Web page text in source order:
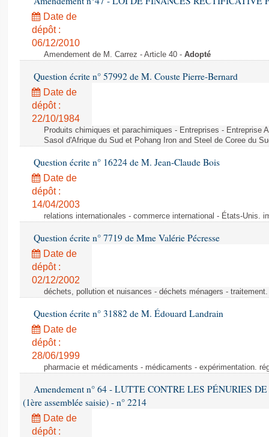
Date de
dépôt :
06/12/2010
Amendement de M. Carrez - Article 40 - Adopté
Question écrite n° 57992 de M. Couste Pierre-Bernard
Date de
dépôt :
22/10/1984
Produits chimiques et parachimiques - Entreprises - Entreprise
Sasol d'Afrique du Sud et Pohang Iron and Steel de Coree du
Question écrite n° 16224 de M. Jean-Claude Bois
Date de
dépôt :
14/04/2003
relations internationales - commerce international - États-Unis.
Question écrite n° 7719 de Mme Valérie Pécresse
Date de
dépôt :
02/12/2002
déchets, pollution et nuisances - déchets ménagers -
Question écrite n° 31882 de M. Édouard Landrain
Date de
dépôt :
28/06/1999
pharmacie et médicaments - médicaments - expérimentation.
Amendement n° 64 - LUTTE CONTRE LES PÉNURIES
(1ère assemblée saisie) - n° 2214
Date de
dépôt :